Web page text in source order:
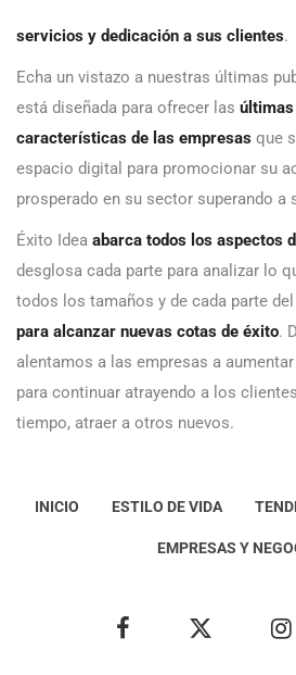
servicios y dedicación a sus clientes.
Echa un vistazo a nuestras últimas
está diseñada para ofrecer las últimas
características de las empresas que
espacio digital para promocionar su
prosperado en su sector superando a
Éxito Idea abarca todos los aspectos
desglosa cada parte para analizar lo
todos los tamaños y de cada parte
para alcanzar nuevas cotas de éxito.
alentamos a las empresas a
para continuar atrayendo a los
tiempo, atraer a otros nuevos.
INICIO ESTILO DE VIDA
EMPRESAS Y